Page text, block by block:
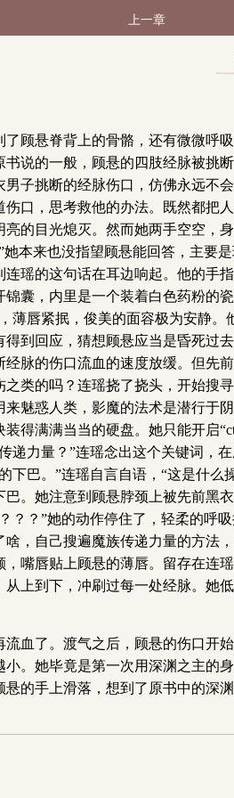
上一章
顾悬脊背上的骨骼，还有微微呼
书说的一般，顾悬的四肢经脉被
子挑断的经脉伤口，仿佛永远
口，思考救他的办法。既然都
的目光熄灭。然而她两手空空
本来也没指望顾悬能回答，主
瑶的这句话在耳边响起。他的
囊，内里是一个装着白色药粉的
薄唇紧抿，俊美的面容极为安静
到回应，猜想顾悬应当是昏死
脉的伤口流血的速度放缓。但
类的吗？连瑶挠了挠头，开始
魅惑人类，影魔的法术是潜行
得满满当当的硬盘。她只能开启
递力量？”连瑶念出这个关键词
下巴。”连瑶自言自语，“这是什
。她注意到顾悬脖颈上被先前
？？”她的动作停住了，轻柔的
，自己搜遍魔族传递力量的方法
嘴唇贴上顾悬的薄唇。留存在
上到下，冲刷过每一处经脉。她
血了。渡气之后，顾悬的伤口
。她毕竟是第一次用深渊之主
的手上滑落，想到了原书中的深